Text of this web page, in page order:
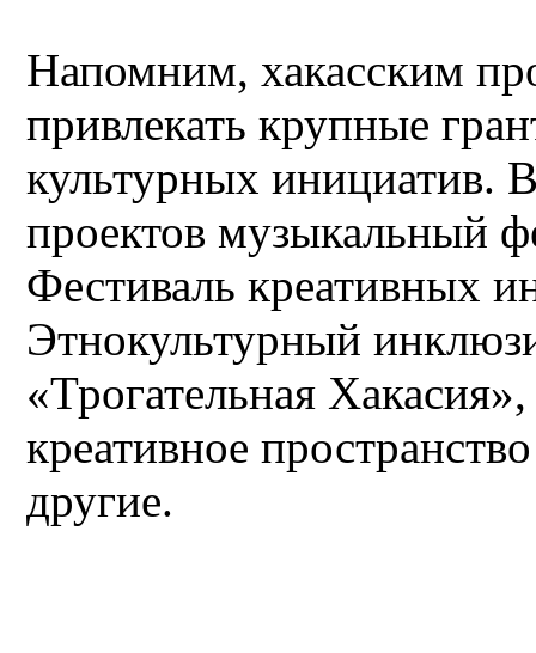
Напомним, хакасским
привлекать крупные
культурных инициатив.
проектов музыкальный
Фестиваль креативных
Этнокультурный
«Трогательная
креативное
другие.